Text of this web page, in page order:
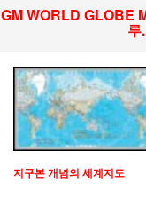
GM WORLD GLOBE
루
지구본 개념의 세계지도